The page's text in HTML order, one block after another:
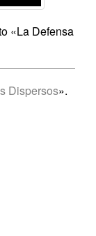
«La Defensa
Dispersos».